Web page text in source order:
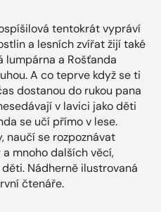
tentokrát vypráví
a lesních zvířat žijí také
lumpárna a Rošťanda
A co teprve když se ti
dostanou do rukou pana
v lavici jako děti
se učí přímo v lese.
naučí se rozpoznávat
mnoho dalších věcí,
Nádherně ilustrovaná
čtenáře.